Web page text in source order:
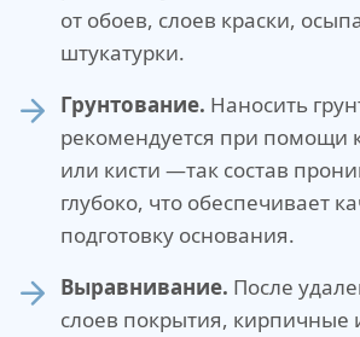
от обоев, слоев краски,
штукатурки.
Грунтование. Наносить
рекомендуется при помощи
или кисти —так состав
глубоко, что обеспечивает
подготовку основания.
Выравнивание. После
слоев покрытия, кирпичные